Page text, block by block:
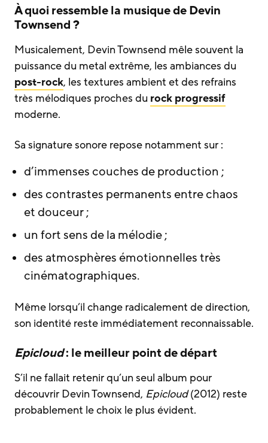
À quoi ressemble la musique de Devin
Townsend ?
Musicalement, Devin Townsend mêle souvent la
puissance du metal extrême, les ambiances du
post-rock, les textures ambient et des refrains
très mélodiques proches du rock progressif
moderne.
Sa signature sonore repose notamment sur :
d’immenses couches de production ;
des contrastes permanents entre chaos
et douceur ;
un fort sens de la mélodie ;
des atmosphères émotionnelles très
cinématographiques.
Même lorsqu’il change radicalement de direction,
son identité reste immédiatement reconnaissable.
Epicloud: le meilleur point de départ
S’il ne fallait retenir qu’un seul album pour
découvrir Devin Townsend, Epicloud(2012) reste
probablement le choix le plus évident.